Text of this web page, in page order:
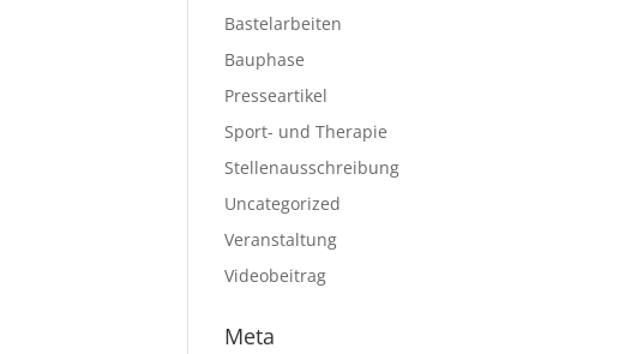
Bastelarbeiten
Bauphase
Presseartikel
Sport- und Therapie
Stellenausschreibung
Uncategorized
Veranstaltung
Videobeitrag
Meta